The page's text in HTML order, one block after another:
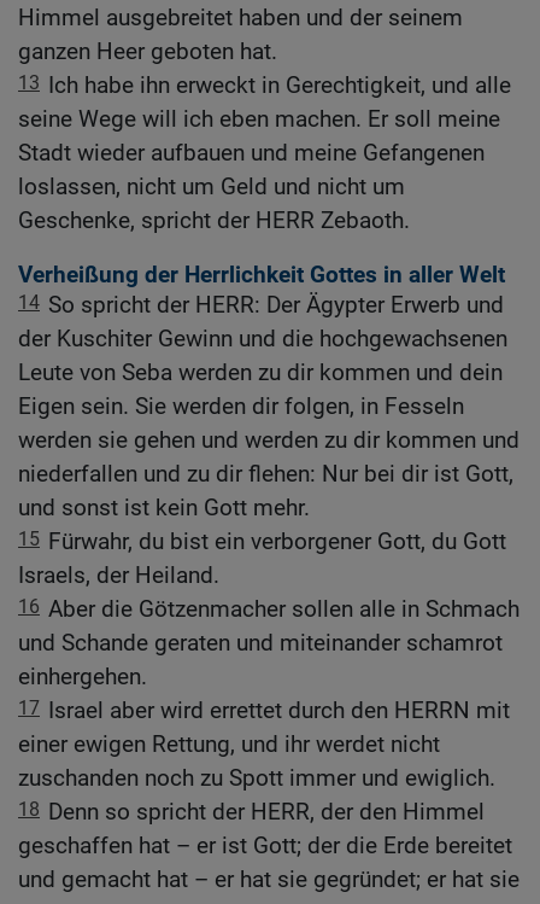
Himmel ausgebreitet haben und der seinem
ganzen Heer geboten hat.
13 Ich habe ihn erweckt in Gerechtigkeit, und alle
seine Wege will ich eben machen. Er soll meine
Stadt wieder aufbauen und meine Gefangenen
loslassen, nicht um Geld und nicht um
Geschenke, spricht der HERR Zebaoth.
Verheißung der Herrlichkeit Gottes in aller Welt
14 So spricht der HERR: Der Ägypter Erwerb und
der Kuschiter Gewinn und die hochgewachsenen
Leute von Seba werden zu dir kommen und dein
Eigen sein. Sie werden dir folgen, in Fesseln
werden sie gehen und werden zu dir kommen und
niederfallen und zu dir flehen: Nur bei dir ist Gott,
und sonst ist kein Gott mehr.
15 Fürwahr, du bist ein verborgener Gott, du Gott
Israels, der Heiland.
16 Aber die Götzenmacher sollen alle in Schmach
und Schande geraten und miteinander schamrot
einhergehen.
17 Israel aber wird errettet durch den HERRN mit
einer ewigen Rettung, und ihr werdet nicht
zuschanden noch zu Spott immer und ewiglich.
18 Denn so spricht der HERR, der den Himmel
geschaffen hat – er ist Gott; der die Erde bereitet
und gemacht hat – er hat sie gegründet; er hat sie